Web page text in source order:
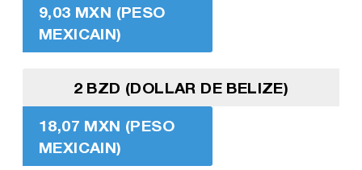
9,03 MXN (PESO
MEXICAIN)
2 BZD (DOLLAR DE BELIZE)
18,07 MXN (PESO
MEXICAIN)